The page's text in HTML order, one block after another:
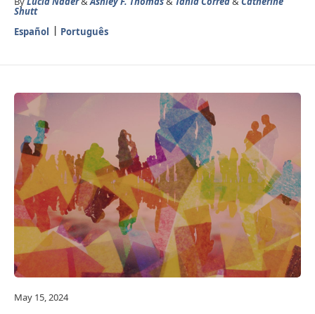
Shutt
Español
Português
May 15, 2024